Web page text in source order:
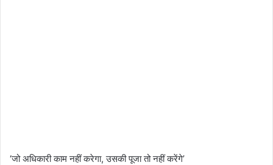
‘जो अधिकारी काम नहीं करेगा, उसकी पूजा तो नहीं करेंगे’